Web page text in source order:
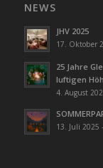
NEWS
JHV 2025
17. Oktober
25 Jahre
luftigen
4. August
13. Juli 2025